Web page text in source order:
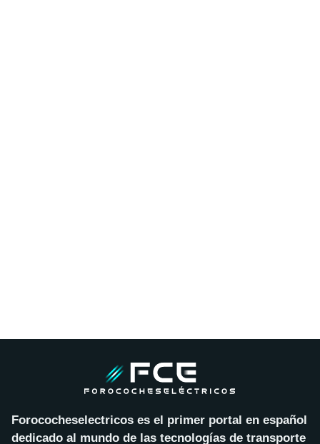
Forococheselectricos es el primer portal en español
dedicado al mundo de las tecnologías de transporte